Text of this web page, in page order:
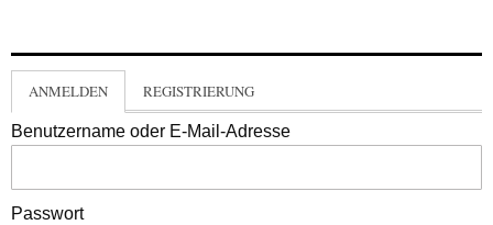
ANMELDEN REGISTRIERUNG
Benutzername oder E-Mail-Adresse
Passwort